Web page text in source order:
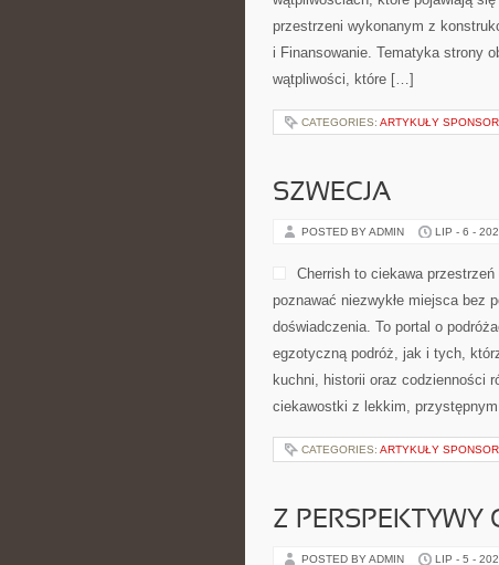
przestrzeni wykonanym z
i Finansowanie. Tematyka strony
wątpliwości, które […]
CATEGORIES: ARTYKUŁY
SZWECJA
POSTED BY ADMIN LIP - 6 -
Cherrish to ciekawa
poznawać niezwykłe miejsca bez
doświadczenia. To portal o
egzotyczną podróż, jak i tych,
kuchni, historii oraz codzienności
ciekawostki z lekkim,
CATEGORIES: ARTYKUŁY
Z PERSPEKTYWY
POSTED BY ADMIN LIP - 5 -